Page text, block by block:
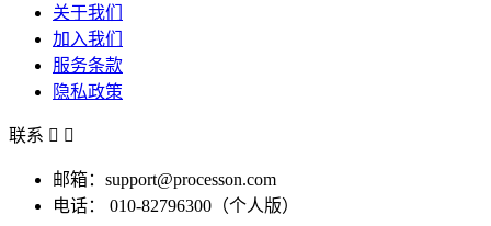
关于我们
加入我们
服务条款
隐私政策
联系  
邮箱：support@processon.com
电话：
010-82796300（个人版）